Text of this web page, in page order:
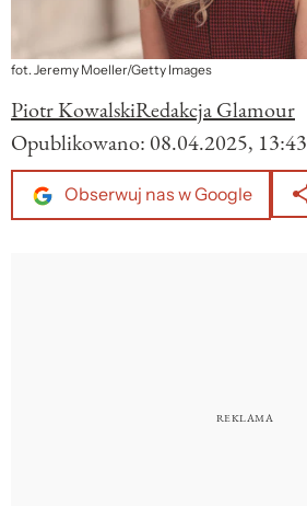
fot. Jeremy Moeller/Getty Images
Piotr KowalskiRedakcja Glamour
Opublikowano: 08.04.2025, 13:43
Obserwuj nas w Google